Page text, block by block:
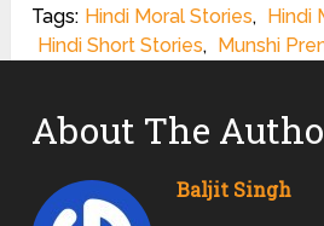
Tags: Hindi Moral Stories, Hindi
Hindi Short Stories, Munshi
About The
Baljit Singh